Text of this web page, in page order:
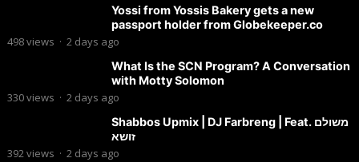
Yossi from Yossis Bakery gets a new
passport holder from Globekeeper.co
498views · 2 days ago
What Is the SCN Program? A Conversation
with Motty Solomon
330views · 2 days ago
Shabbos Upmix | DJ Farbreng | Feat. משולם
זושא
392views · 2 days ago